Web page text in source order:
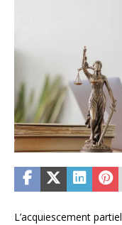
L’acquiescement